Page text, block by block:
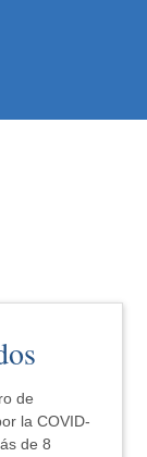
de
la COVID-
de 8